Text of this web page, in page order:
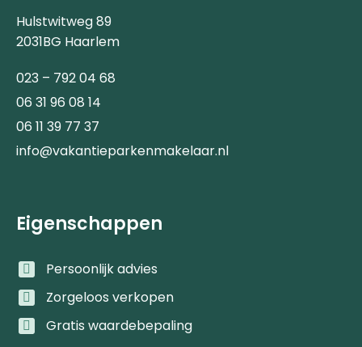
Hulstwitweg 89
2031BG Haarlem
023 – 792 04 68
06 31 96 08 14
06 11 39 77 37
info@vakantieparkenmakelaar.nl
Eigenschappen
Persoonlijk advies
Zorgeloos verkopen
Gratis waardebepaling